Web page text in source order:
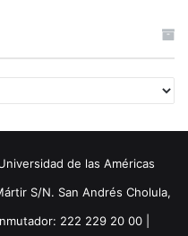
de las Américas
S/N. San Andrés Cholula,
222 229 20 00 |